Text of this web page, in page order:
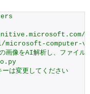
computer-
像をAI解析し、ファイル
は変更してください